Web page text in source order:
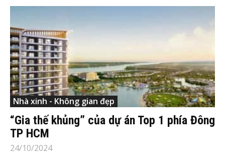
Nhà xinh - Không gian đẹp
“Gia thế khủng” của dự án Top 1 phía Đông
TP HCM
24/10/2024